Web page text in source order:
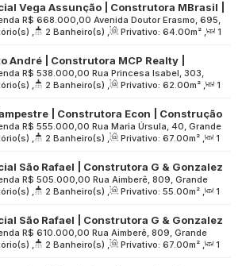
.00m²
Vega Assunção | Construtora MBrasil |
metros | 03 dormitórios | suíte |
| 02 vagas
R$ 668.000,00 Avenida Doutor Erasmo, 695,
Paulo, 09030-010, Vila Assunção, Santo André,
Brasil
, 2 Banheiro(s) , Privativo: 64.00m² ,
1
1 Suíte(s) , 2 Vaga(s) , Útil: 64.00m² ,
.00m²
André | Construtora MCP Realty |
| 62 metros | 02 dormitórios | suíte |
01 vaga
R$ 538.000,00 Rua Princesa Isabel, 303,
Paulo, 09090-600, Vila Guiomar, Santo
Paulo, Brasil
, 2 Banheiro(s) , Privativo: 62.00m² ,
1
1 Suíte(s) , 1 Vaga(s) , Útil: 62.00m² ,
Terreno:
| Construtora Econ | Construção
| 03 dormitórios | suíte | varanda
02 vagas
R$ 555.000,00 Rua Maria Úrsula, 40, Grande
09080-040, Campestre, Santo André, São Paulo,
, 2 Banheiro(s) , Privativo: 67.00m² ,
1
1 Suíte(s) , 2 Vaga(s) , Útil: 67.00m² ,
Terreno:
São Rafael | Construtora G & Gonzalez
| 55 metros | 02 dormitórios | suíte |
01 vaga
R$ 505.000,00 Rua Aimberê, 809, Grande
09291-210, Vila Curuçá, Santo André, São Paulo,
, 2 Banheiro(s) , Privativo: 55.00m² ,
1
1 Suíte(s) , 1 Vaga(s) , Útil: 55.00m² ,
Terreno:
São Rafael | Construtora G & Gonzalez
| 67 metros | 03 dormitórios | suíte |
01 vaga
R$ 610.000,00 Rua Aimberê, 809, Grande
09291-210, Vila Curuçá, Santo André, São Paulo,
, 2 Banheiro(s) , Privativo: 67.00m² ,
1
1 Suíte(s) , 1 Vaga(s) , Útil: 67.00m² ,
Terreno: